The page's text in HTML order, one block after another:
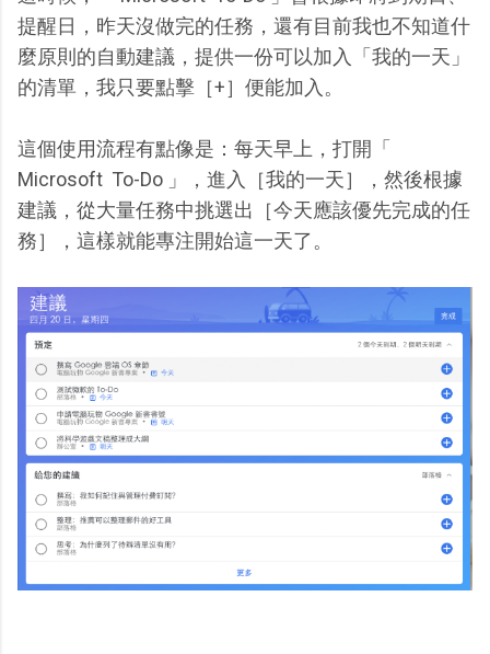
提醒日，昨天沒做完的任務，還有目前我也不知道什
麼原則的自動建議，提供一份可以加入「我的一天」
的清單，我只要點擊［+］便能加入。
這個使用流程有點像是：每天早上，打開「
Microsoft To-Do 」，進入［我的一天］，然後根據
建議，從大量任務中挑選出［今天應該優先完成的任
務］，這樣就能專注開始這一天了。